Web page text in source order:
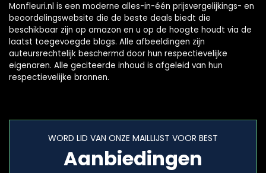
Monfleuri.nl is een moderne alles-in-één prijsvergelijkings- en
beoordelingswebsite die de beste deals biedt die
beschikbaar zijn op amazon en u op de hoogte houdt via de
laatst toegevoegde blogs. Alle afbeeldingen zijn
auteursrechtelijk beschermd door hun respectievelijke
eigenaren. Alle geciteerde inhoud is afgeleid van hun
respectievelijke bronnen.
WORD LID VAN ONZE MAILLIJST VOOR BEST
Aanbiedingen